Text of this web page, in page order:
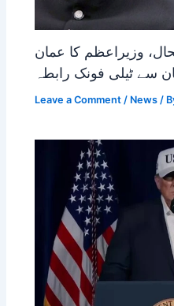
وزیراعظم کا عمان
سے ٹیلی فونک رابطہ
Leave a Comment / News /